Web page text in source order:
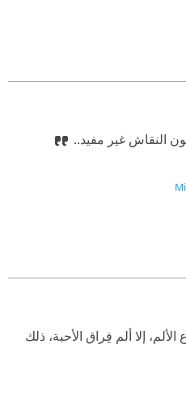
النقاش غير مفيد‏..
إلا ألم فِراق الأحبة،‏ ‫ ‏ذلك